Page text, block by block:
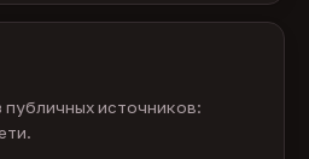
источников: